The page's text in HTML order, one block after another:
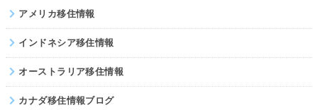
パキスタン
アメリカ移住情報
インドネシア移住情報
オーストラリア移住情報
カナダ移住情報ブログ